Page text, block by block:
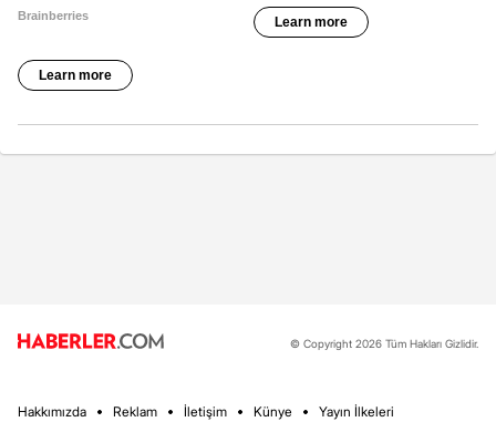
© Copyright 2026 Tüm Hakları Gizlidir.
Hakkımızda Reklam İletişim Künye Yayın İlkeleri